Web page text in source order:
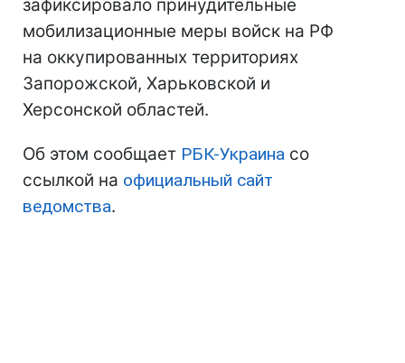
зафиксировало принудительные
мобилизационные меры войск на РФ
на оккупированных территориях
Запорожской, Харьковской и
Херсонской областей.
Об этом сообщает РБК-Украина со
ссылкой на официальный сайт
ведомства.